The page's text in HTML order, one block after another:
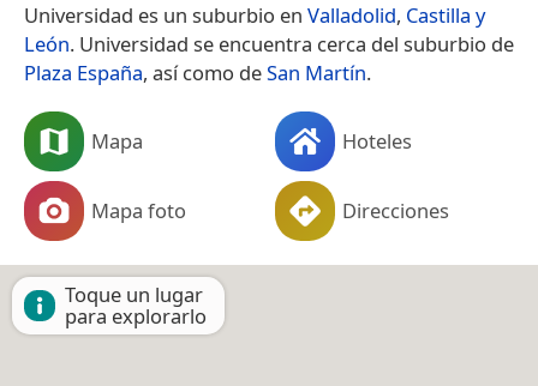
Universidad es un suburbio en Valladolid, Castilla y
León. Universidad se encuentra cerca del suburbio de
Plaza España, así como deSan Martín.
Mapa Hoteles
Mapa foto Direcciones
Toque un lugar
para explorarlo